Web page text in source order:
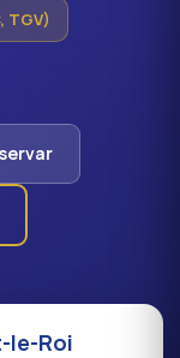
TGV)
le-Roi